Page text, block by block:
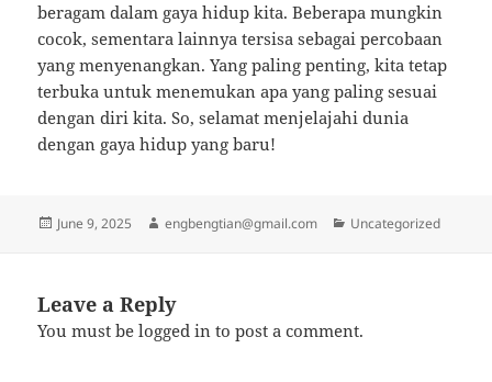
beragam dalam gaya hidup kita. Beberapa mungkin
cocok, sementara lainnya tersisa sebagai percobaan
yang menyenangkan. Yang paling penting, kita tetap
terbuka untuk menemukan apa yang paling sesuai
dengan diri kita. So, selamat menjelajahi dunia
dengan gaya hidup yang baru!
Posted
June 9, 2025 Author
engbengtian@gmail.com Categories
Uncategorized
Leave a Reply
You must belogged in to post a comment.